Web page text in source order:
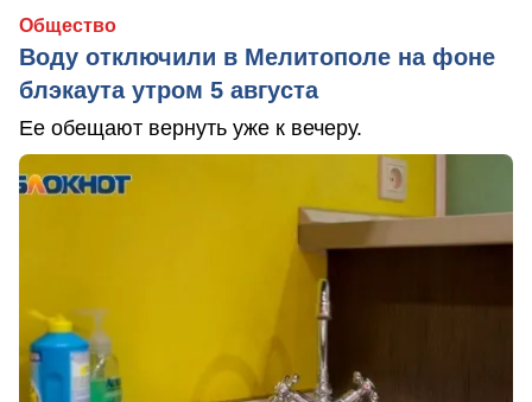
Общество
Воду отключили в Мелитополе на фоне
блэкаута утром 5 августа
Ее обещают вернуть уже к вечеру.